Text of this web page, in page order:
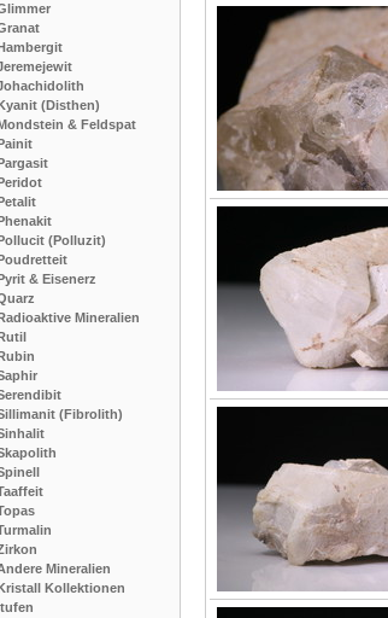
(Disthen)
& Feldspat
(Polluzit)
& Eisenerz
Mineralien
(Fibrolith)
Mineralien
Kollektionen